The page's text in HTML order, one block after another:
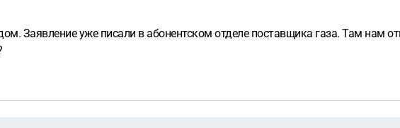
Заявление уже писали в абонентском отделе поставщика газа. Там нам